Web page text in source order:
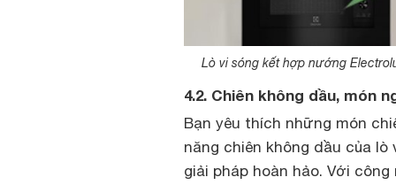
Lò vi sóng kết hợp nướng
4.2. Chiên không dầu, món
Bạn yêu thích những món
năng chiên không dầu của lò
giải pháp hoàn hảo. Với